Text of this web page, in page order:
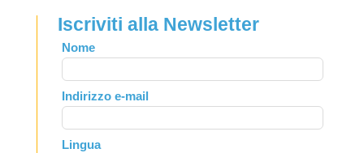
Iscriviti alla Newsletter
Leave
this
field
blank
Nome
Indirizzo e-mail
Lingua